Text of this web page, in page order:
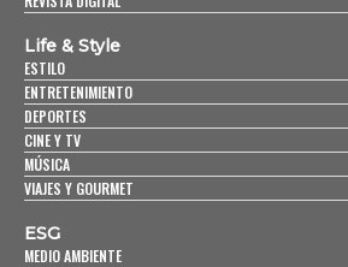
Life & Style
ESTILO
ENTRETENIMIENTO
DEPORTES
CINE Y TV
MÚSICA
VIAJES Y GOURMET
ESG
MEDIO AMBIENTE